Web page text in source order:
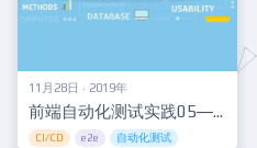
11月28日 · 2019年
前端自动化测试实践05—cypress-e2e入门
CI/CD e2e 自动化测试